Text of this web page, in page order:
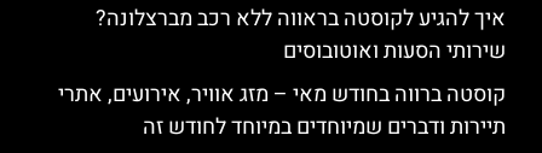
איך להגיע לקוסטה בראווה ללא רכב מברצלונה?
שירותי הסעות ואוטובוסים
קוסטה ברווה בחודש מאי – מזג אוויר, אירועים, אתרי
תיירות ודברים שמיוחדים במיוחד לחודש זה